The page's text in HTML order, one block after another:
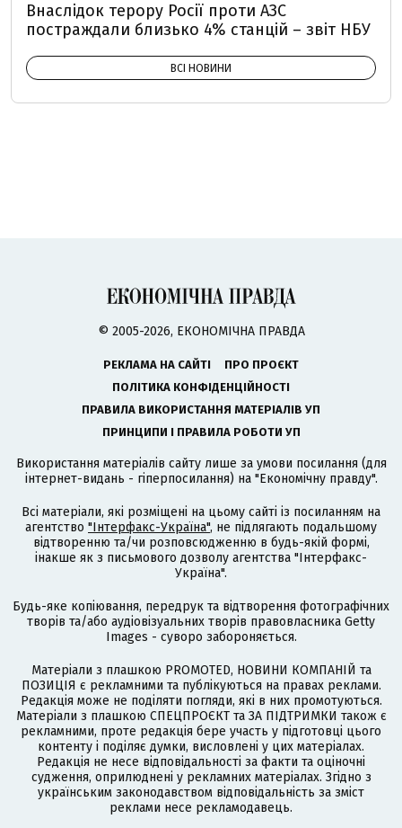
Внаслідок терору Росії проти АЗС
постраждали близько 4% станцій – звіт НБУ
ВСІ НОВИНИ
© 2005-2026, ЕКОНОМІЧНА ПРАВДА
РЕКЛАМА НА САЙТІ
ПРО ПРОЄКТ
ПОЛІТИКА КОНФІДЕНЦІЙНОСТІ
ПРАВИЛА ВИКОРИСТАННЯ МАТЕРІАЛІВ УП
ПРИНЦИПИ І ПРАВИЛА РОБОТИ УП
Використання матеріалів сайту лише за умови посилання (для
інтернет-видань - гіперпосилання) на "Економічну правду".
Всі матеріали, які розміщені на цьому сайті із посиланням на
агентство "Інтерфакс-Україна", не підлягають подальшому
відтворенню та/чи розповсюдженню в будь-якій формі,
інакше як з письмового дозволу агентства "Інтерфакс-
Україна".
Будь-яке копіювання, передрук та відтворення фотографічних
творів та/або аудіовізуальних творів правовласника Getty
Images - суворо забороняється.
Матеріали з плашкою PROMOTED, НОВИНИ КОМПАНІЙ та
ПОЗИЦІЯ є рекламними та публікуються на правах реклами.
Редакція може не поділяти погляди, які в них промотуються.
Матеріали з плашкою СПЕЦПРОЄКТ та ЗА ПІДТРИМКИ також є
рекламними, проте редакція бере участь у підготовці цього
контенту і поділяє думки, висловлені у цих матеріалах.
Редакція не несе відповідальності за факти та оціночні
судження, оприлюднені у рекламних матеріалах. Згідно з
українським законодавством відповідальність за зміст
реклами несе рекламодавець.